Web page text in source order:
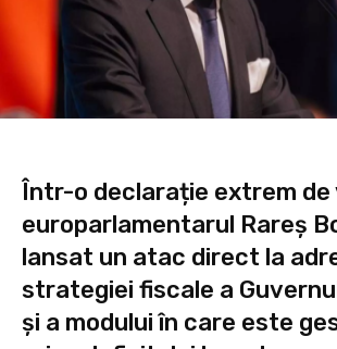
Într-o declarație extrem de
europarlamentarul Rareș
lansat un atac direct la
strategiei fiscale a
și a modului în care este